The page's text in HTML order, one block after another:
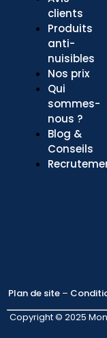
clients
Produits
anti-
nuisibles
Nos prix
Qui
sommes-
nous ?
Blog &
Conseils
Plan de site–
Copyright © 2025